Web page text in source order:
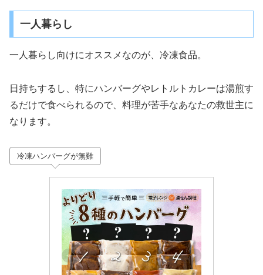
一人暮らし
一人暮らし向けにオススメなのが、冷凍食品。
日持ちするし、特にハンバーグやレトルトカレーは湯煎す
るだけで食べられるので、料理が苦手なあなたの救世主に
なります。
冷凍ハンバーグが無難